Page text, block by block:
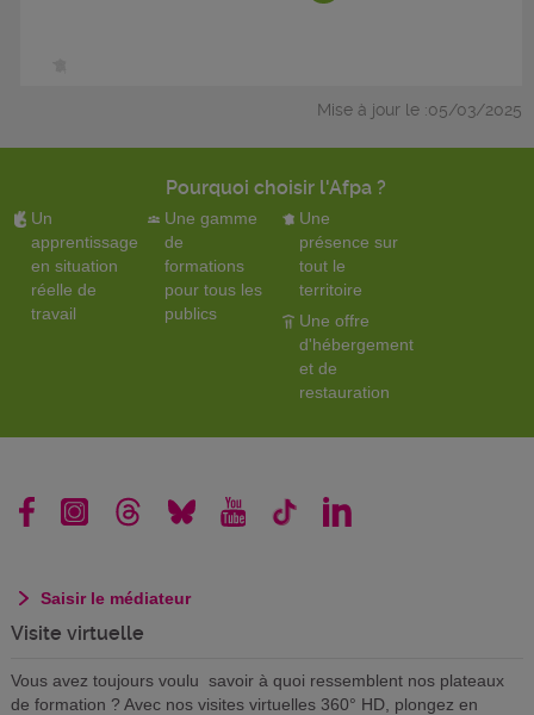
Mise à jour le :05/03/2025
Pourquoi choisir l'Afpa ?
Un
apprentissage
en situation
réelle de
travail
Une gamme
de
formations
pour tous les
publics
Une
présence sur
tout le
territoire
Une offre
d'hébergement
et de
restauration
Saisir le médiateur
Visite virtuelle
Vous avez toujours voulu savoir à quoi ressemblent nos plateaux
de formation ? Avec nos visites virtuelles 360° HD, plongez en